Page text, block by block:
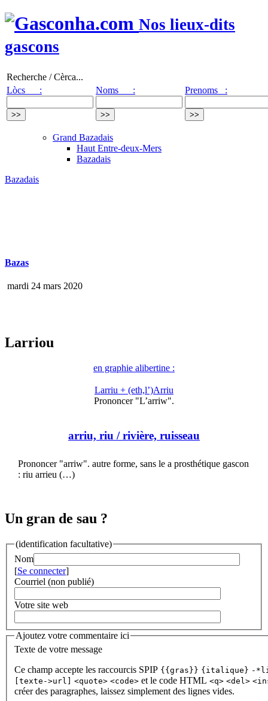
Nos lieux-dits
gascons
Recherche / Cèrca...
Lòcs :
Noms : Prenoms :
Grand Bazadais
Haut Entre-deux-Mers
Bazadais
Bazadais
Bazas
mardi 24 mars 2020
Larriou
en graphie alibertine :
Larriu + (eth,l’)Arriu
Prononcer "L’arriw".
arriu, riu / rivière, ruisseau
Prononcer "arriw". autre forme, sans le a prosthétique gascon
: riu arrieu (…)
Un gran de sau ?
(identification facultative)
Nom
[Se connecter]
Courriel (non publié)
Votre site web
Ajoutez votre commentaire ici
Texte de votre message
Ce champ accepte les raccourcis SPIP {{gras}} {italique} -
[texte->url]
<quote> <code> et le code HTML <q> <del>
créer des paragraphes, laissez simplement des lignes vides.